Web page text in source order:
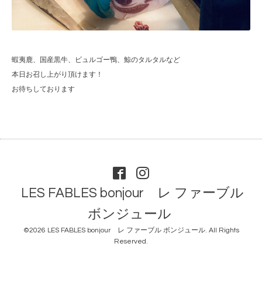
蝦夷鹿、国産黒牛、ビュルゴー鴨、鯨のタルタルなど
本日お召し上がり頂けます！
お待ちしております
LES FABLES bonjour レ ファーブル
ボンジュール
©2026 LES FABLES bonjour レ ファーブル ボンジュール. All Rights
Reserved.